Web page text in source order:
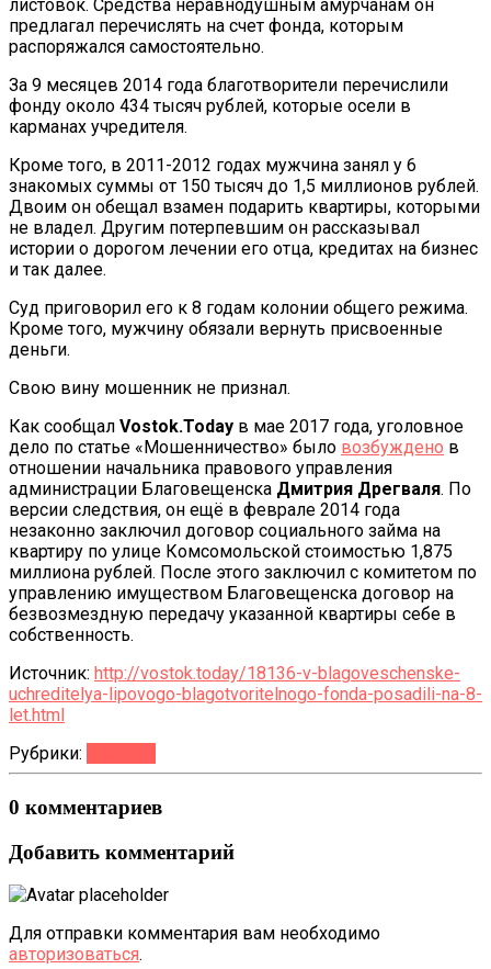
листовок. Средства неравнодушным амурчанам он
предлагал перечислять на счет фонда, которым
распоряжался самостоятельно.
За 9 месяцев 2014 года благотворители перечислили
фонду около 434 тысяч рублей, которые осели в
карманах учредителя.
Кроме того, в 2011-2012 годах мужчина занял у 6
знакомых суммы от 150 тысяч до 1,5 миллионов рублей.
Двоим он обещал взамен подарить квартиры, которыми
не владел. Другим потерпевшим он рассказывал
истории о дорогом лечении его отца, кредитах на бизнес
и так далее.
Суд приговорил его к 8 годам колонии общего режима.
Кроме того, мужчину обязали вернуть присвоенные
деньги.
Свою вину мошенник не признал.
Как сообщал Vostok.Today в мае 2017 года, уголовное
дело по статье «Мошенничество» было возбуждено в
отношении начальника правового управления
администрации Благовещенска Дмитрия Дрегваля. По
версии следствия, он ещё в феврале 2014 года
незаконно заключил договор социального займа на
квартиру по улице Комсомольской стоимостью 1,875
миллиона рублей. После этого заключил с комитетом по
управлению имуществом Благовещенска договор на
безвозмездную передачу указанной квартиры себе в
собственность.
Источник: http://vostok.today/18136-v-blagoveschenske-
uchreditelya-lipovogo-blagotvoritelnogo-fonda-posadili-na-8-
let.html
Рубрики:
0 комментариев
Добавить комментарий
Для отправки комментария вам необходимо
авторизоваться.